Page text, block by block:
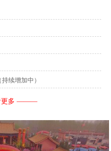
迁居后历次新续的字辈，分迁族人
迁居等。最后别忘了留下联系人和
家谱的问问族中老年人口耳相传的信
请把家谱中的信息简...
续增加中）
多 ———